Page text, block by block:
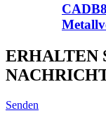
ERHALTEN
Senden